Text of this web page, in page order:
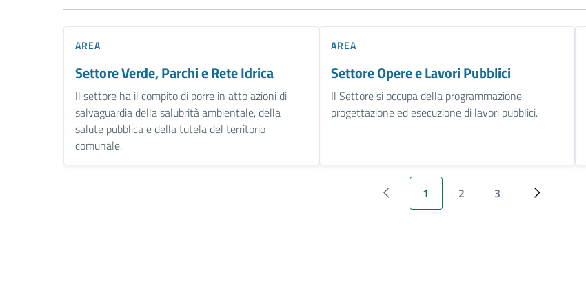
AREA
Settore Verde, Parchi e Rete Idrica
Il settore ha il compito di porre in atto azioni di
salvaguardia della salubrità ambientale, della
salute pubblica e della tutela del territorio
comunale.
AREA
Settore Opere e Lavori Pubblici
Il Settore si occupa della programmazione,
progettazione ed esecuzione di lavori pubblici.
‹ PreviousPagina attuale
1 Page
2 Page
3 Next ›